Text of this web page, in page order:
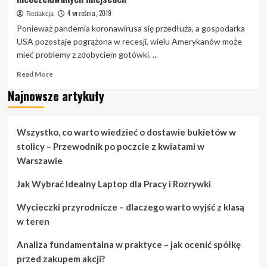
Redakcja 4 września, 2019
Ponieważ pandemia koronawirusa się przedłuża, a gospodarka
USA pozostaje pogrążona w recesji, wielu Amerykanów może
mieć problemy z zdobyciem gotówki. ...
Read MoreRead
about
Potrzebujesz
Znajdź
w
tych
miejscach
Najnowsze artykuły
Wszystko, co warto wiedzieć o dostawie bukietów w
stolicy – Przewodnik po poczcie z kwiatami w
Warszawie
Jak Wybrać Idealny Laptop dla Pracy i Rozrywki
Wycieczki przyrodnicze – dlaczego warto wyjść z klasą
w teren
Analiza fundamentalna w praktyce – jak ocenić spółkę
przed zakupem akcji?